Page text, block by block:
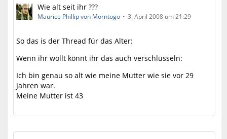
Wie alt seit ihr ???
Maurice Phillip von Morntogo 3. April 2008 um 21:29
So das is der Thread für das Alter:
Wenn ihr wollt könnt ihr das auch verschlüsseln:
Ich bin genau so alt wie meine Mutter wie sie vor 29
Jahren war.
Meine Mutter ist 43